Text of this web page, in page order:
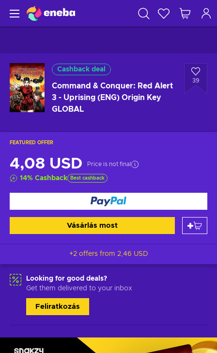
Cashback deal
Command & Conquer: Red Alert
3 - Uprising (ENG) Origin Key
GLOBAL
39
FEATURED OFFER
4,08 USD Price is not final
14% Cashback Best cashback
Vásárlás most
+2 offers from 2,46 USD
Looking for good deals?
Get them delivered to your inbox
Feliratkozás